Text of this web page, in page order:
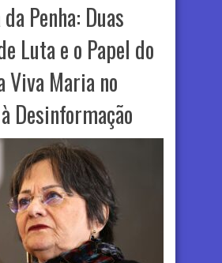
Penha: Duas
Luta e o Papel do
Viva Maria no
Desinformação